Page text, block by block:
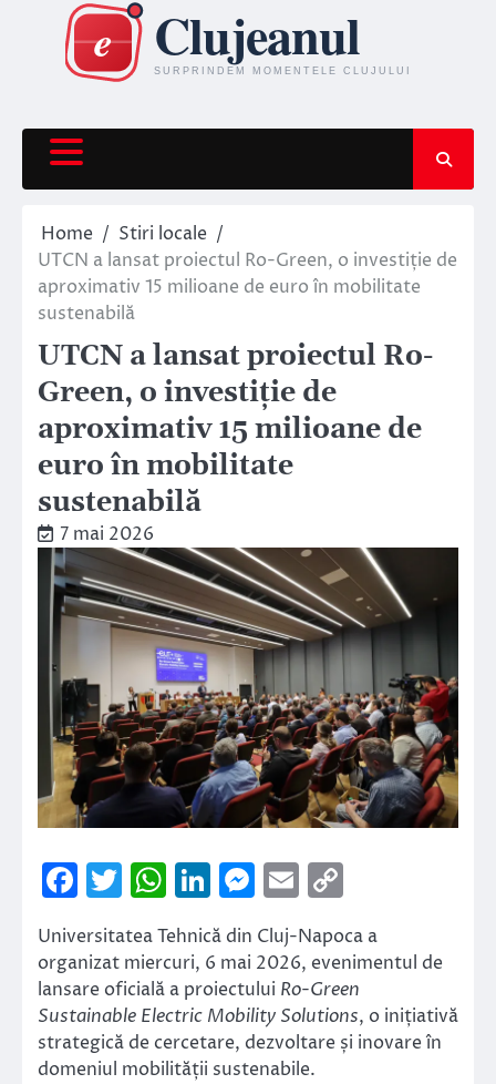
content
Home
Stiri locale
UTCN a lansat proiectul Ro-Green, o investiție de
aproximativ 15 milioane de euro în mobilitate
sustenabilă
UTCN a lansat proiectul Ro-
Green, o investiție de
aproximativ 15 milioane de
euro în mobilitate
sustenabilă
7 mai 2026
Facebook
Twitter
WhatsApp
LinkedIn
Messenger
Email
Universitatea Tehnică din Cluj-Napoca a
organizat miercuri, 6 mai 2026, evenimentul de
lansare oficială a proiectului Ro-Green
Sustainable Electric Mobility Solutions, o inițiativă
strategică de cercetare, dezvoltare și inovare în
domeniul mobilității sustenabile.